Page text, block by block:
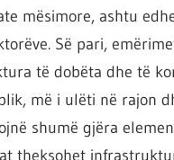
mësimore, ashtu
Së pari,
të dobëta dhe të
më i ulëti në rajon
shumë gjëra
theksohet